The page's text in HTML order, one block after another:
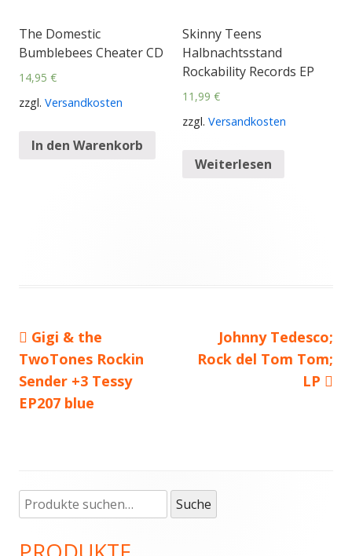
The Domestic
Bumblebees Cheater CD
14,95 €
zzgl. Versandkosten
In den Warenkorb
Skinny Teens
Halbnachtsstand
Rockability Records EP
11,99 €
zzgl. Versandkosten
Weiterlesen
Beitragsnavigation
Vorheriger
Beitrag:
Gigi & the
TwoTones Rockin
Sender +3 Tessy
EP207 blue
Nächster
Beitrag
Johnny Tedesco;
Rock del Tom Tom;
LP
Haupt-
Seitenleiste
Suche
nach:
Suche